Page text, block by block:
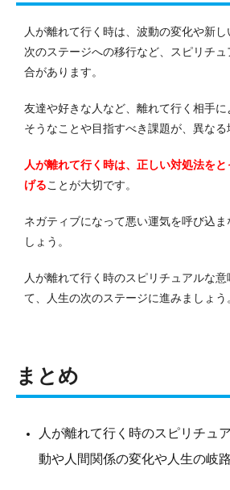
人が離れて行く時は、波動の変化や新
次のステージへの移行など、スピリチ
合があります。
友達や好きな人など、離れて行く相手に
そうなことや目指すべき課題が、異なる
人が離れて行く時は、正しい対処法を
げることが大切です。
ネガティブになって悪い運気を呼び込ま
しょう。
人が離れて行く時のスピリチュアルな
て、人生の次のステージに進みましょう
まとめ
人が離れて行く時のスピリチュ
動や人間関係の変化や人生の岐